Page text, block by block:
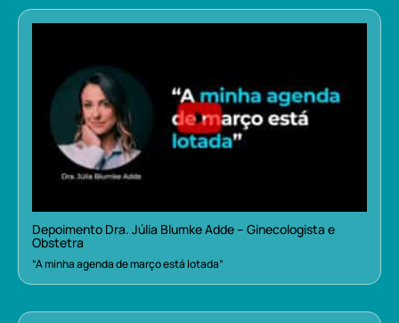
Depoimento Dra. Júlia Blumke Adde – Ginecologista e
Obstetra
“A minha agenda de março está lotada”